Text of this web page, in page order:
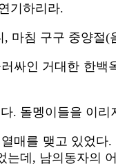
기하리라.
마침 구구 중양절(
싸인 거대한 한
. 돌멩이들을 이
매를 맺고 있었
데, 남의동자의